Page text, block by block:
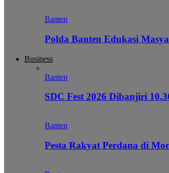
Banten
Polda Banten Edukasi
Business
Banten
SDC Fest 2026 Dibanjiri
Banten
Pesta Rakyat Perdana di